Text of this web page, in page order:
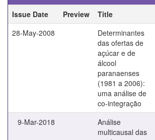
Issue Date
Preview Title
28-May-2008
Determinantes
das ofertas de
açúcar e de
álcool
paranaenses
(1981 a 2006):
uma análise de
co-integração
9-Mar-2018
Análise
multicausal das